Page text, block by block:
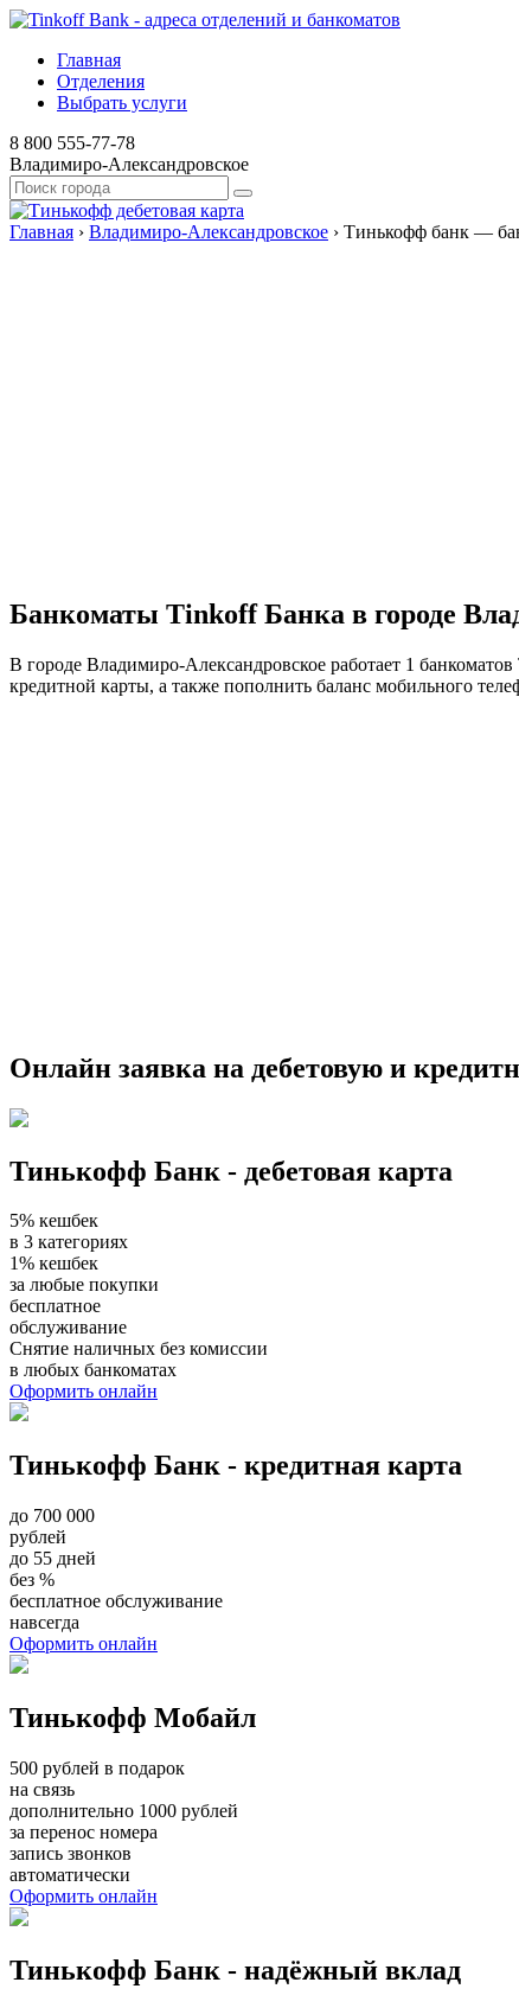
Главная
Отделения
Выбрать услуги
8 800 555-77-78
Владимиро-Александровское
Главная › Владимиро-Александровское › Тинькофф банк —
Банкоматы Tinkoff Банка в городе
В городе Владимиро-Александровское работает 1
кредитной карты, а также пополнить баланс мобильного
Онлайн заявка на дебетовую и
Тинькофф Банк - дебетовая карта
5% кешбек
в 3 категориях
1% кешбек
за любые покупки
бесплатное
обслуживание
Снятие наличных без комиссии
в любых банкоматах
Оформить онлайн
Тинькофф Банк - кредитная карта
до 700 000
рублей
до 55 дней
без %
бесплатное обслуживание
навсегда
Оформить онлайн
Тинькофф Мобайл
500 рублей в подарок
на связь
дополнительно 1000 рублей
за перенос номера
запись звонков
автоматически
Оформить онлайн
Тинькофф Банк - надёжный вклад